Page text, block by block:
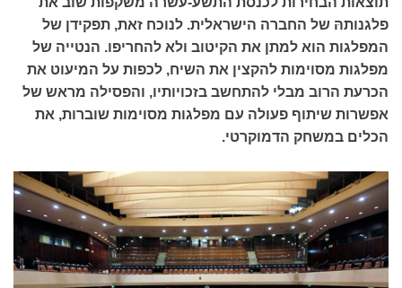
פלגנותהּ של החברה הישראלית. לנוכח זאת, תפקידן של
המפלגות הוא למתן את הקיטוב ולא להחריפו. הנטייה של
מפלגות מסוימות להקצין את השיח, לכפות על המיעוט את
הכרעת הרוב מבלי להתחשב בזכויותיו, והפסילה מראש של
אפשרות שיתוף פעולה עם מפלגות מסוימות שוברות, את
הכלים במשחק הדמוקרטי.